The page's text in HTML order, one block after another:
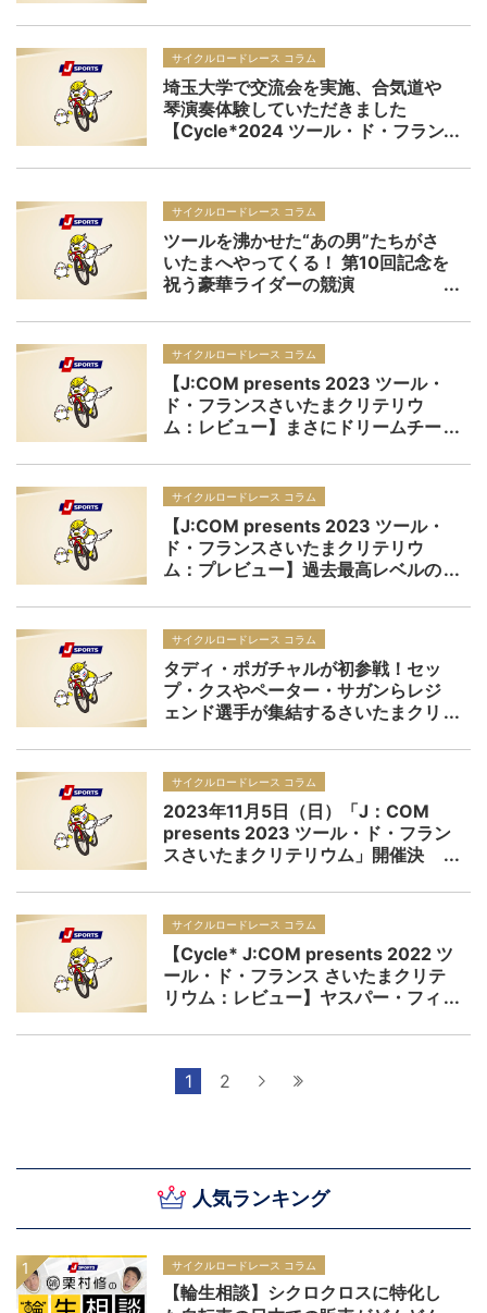
人気ランキング
サイクルロードレース コラム
【輪生相談】シクロクロスに特化し
テリウム：レビュー】
サイクルロードレース コラム
埼玉大学で交流会を実施、合気道や
琴演奏体験していただきました
【Cycle*2024 ツール・ド・フラン
市内交流会レポート】
サイクルロードレース コラム
ツールを沸かせた“あの男”たちがさ
いたまへやってくる！ 第10回記念を
祝う豪華ライダーの競演
ス さいたまクリテリウム：プレビュ
ー】
サイクルロードレース コラム
【J:COM presents 2023 ツール・
ド・フランスさいたまクリテリウ
ム：レビュー】まさにドリームチー
フィナーレを飾る
サイクルロードレース コラム
【J:COM presents 2023 ツール・
ド・フランスさいたまクリテリウ
ム：プレビュー】過去最高レベルの
ースの興奮が日本で体験できる特別
な1日になる
サイクルロードレース コラム
タディ・ポガチャルが初参戦！セッ
プ・クスやペーター・サガンらレジ
ェンド選手が集結するさいたまクリ
2023 ツール・ド・フランスさいた
まクリテリウム
サイクルロードレース コラム
2023年11月5日（日）「J：COM
presents 2023 ツール・ド・フラン
スさいたまクリテリウム」開催決
ステージへ
サイクルロードレース コラム
【Cycle* J:COM presents 2022 ツ
ール・ド・フランス さいたまクリテ
リウム：レビュー】ヤスパー・フィ
たまクリテ初勝利「日本人のメンタ
リティはいいなと思った」
1
2 次へ